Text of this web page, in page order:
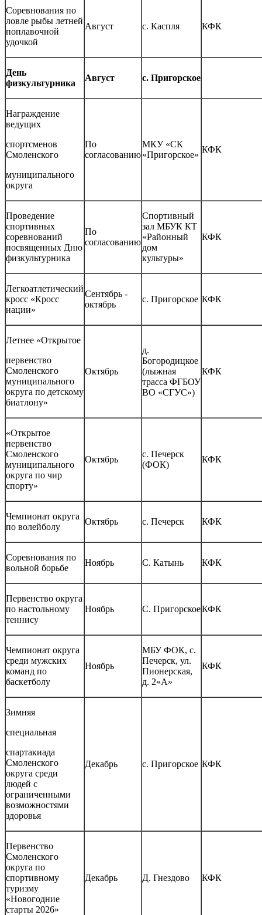
Соревнования по
ловле рыбы летней
поплавочной
удочкой
Август с. Каспля КФК
День
физкультурника
Август с. Пригорское
Награждение
ведущих
спортсменов
Смоленского
муниципального
округа
По
согласованию
МКУ «СК
«Пригорское»
КФК
Проведение
спортивных
соревнований
посвященных Дню
физкультурника
По
согласованию
Спортивный
зал МБУК КТ
«Районный
дом
культуры»
КФК
Легкоатлетический
кросс «Кросс
нации»
Сентябрь -
октябрь
с. Пригорское КФК
Летнее «Открытое
первенство
Смоленского
муниципального
округа по детскому
биатлону»
Октябрь
д.
Богородицкое
(лыжная
трасса ФГБОУ
ВО «СГУС»)
КФК
«Открытое
первенство
Смоленского
муниципального
округа по чир
спорту»
Октябрь
с. Печерск
(ФОК)
КФК
Чемпионат округа
по волейболу
Октябрь с. Печерск КФК
Соревнования по
вольной борьбе
Ноябрь С. Катынь КФК
Первенство округа
по настольному
теннису
Ноябрь С. ПригорскоеКФК
Чемпионат округа
среди мужских
команд по
баскетболу
Ноябрь
МБУ ФОК, с.
Печерск, ул.
Пионерская,
д. 2«А»
КФК
Зимняя
специальная
спартакиада
Смоленского
округа среди
людей с
ограниченными
возможностями
здоровья
Декабрь с. Пригорское КФК
Первенство
Смоленского
округа по
спортивному
туризму
«Новогодние
старты 2026»
Декабрь Д. Гнездово КФК